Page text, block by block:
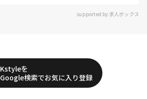
supported by 求人ボックス
Kstyleを
Google検索でお気に入り登録